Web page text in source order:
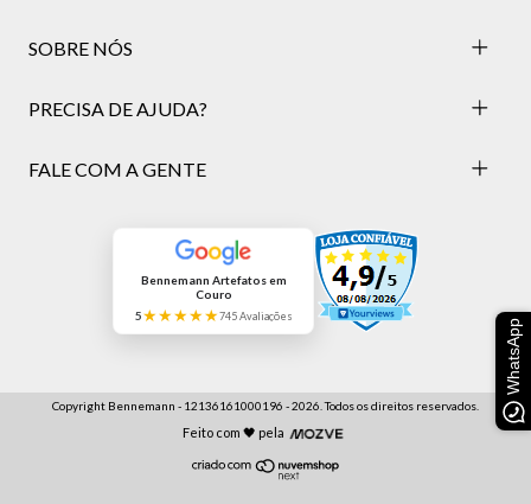
WhatsApp
SOBRE NÓS
PRECISA DE AJUDA?
FALE COM A GENTE
Bennemann Artefatos em
Couro
5★★★★★745 Avaliações
Copyright Bennemann - 12136161000196 - 2026. Todos os direitos reservados.
Feito com 🖤 pela